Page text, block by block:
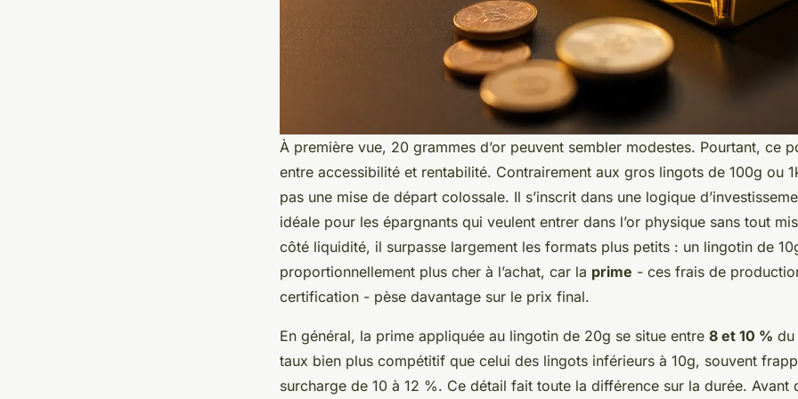
À première vue, 20 grammes d’or peuvent sembler modestes. Pourtant, ce
entre accessibilité et rentabilité. Contrairement aux gros lingots de 100g ou
pas une mise de départ colossale. Il s’inscrit dans une logique
idéale pour les épargnants qui veulent entrer dans l’or physique sans tout
côté liquidité, il surpasse largement les formats plus petits : un lingotin de
proportionnellement plus cher à l’achat, car la prime - ces frais de
certification - pèse davantage sur le prix final.
En général, la prime appliquée au lingotin de 20g se situe entre 8 et 10 % du
taux bien plus compétitif que celui des lingots inférieurs à 10g, souvent
surcharge de 10 à 12 %. Ce détail fait toute la différence sur la durée. Avant